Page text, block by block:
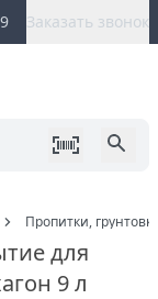
Заказать звонок
Пропитки,
для
9 л